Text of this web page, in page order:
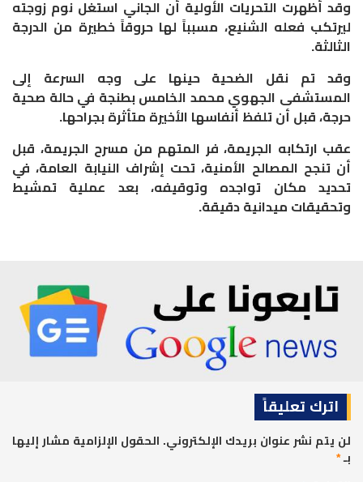
وقد أظهرت التحريات الأولية أن الجاني استغل نوم زوجته
ليرتكب فعله الشنيع، مسبباً لها حروقاً خطيرة من الدرجة
الثالثة.
وقد تم نقل الضحية حينها على وجه السرعة إلى
المستشفى الجهوي محمد الخامس بطنجة في حالة صحية
حرجة، قبل أن تلفظ أنفاسها الأخيرة متأثرة بجراحها.
عقب ارتكابه الجريمة، فر المتهم من مسرح الجريمة، قبل
أن تنجح المصالح الأمنية، تحت إشراف النيابة العامة، في
تحديد مكان تواجده وتوقيفه، بعد عملية تمشيط
وتحقيقات ميدانية دقيقة.
اترك تعليقاً
لن يتم نشر عنوان بريدك الإلكتروني. الحقول الإلزامية مشار إليها
بـ*